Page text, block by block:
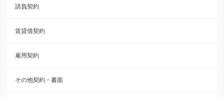
その他契約・書面
売買契約
株主総会議事録・関連書類
請負契約
請負契約
賃貸借契約
雇用契約
その他契約・書面